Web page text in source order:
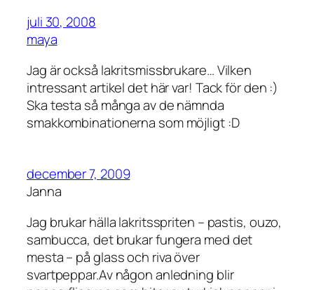
juli 30, 2008
maya
Jag är också lakritsmissbrukare… Vilken
intressant artikel det här var! Tack för den :)
Ska testa så många av de nämnda
smakkombinationerna som möjligt :D
december 7, 2009
Janna
Jag brukar hälla lakritsspriten – pastis, ouzo,
sambucca, det brukar fungera med det
mesta – på glass och riva över
svartpeppar.Av någon anledning blir